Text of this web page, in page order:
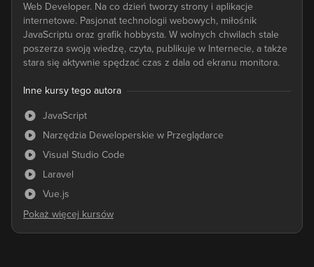
Web Developer. Na co dzień tworzy strony i aplikacje
internetowe. Pasjonat technologii webowych, miłośnik
JavaScriptu oraz grafik hobbysta. W wolnych chwilach stale
poszerza swoją wiedzę, czyta, publikuje w Internecie, a także
stara się aktywnie spędzać czas z dala od ekranu monitora.
Inne kursy tego autora
JavaScript
Narzędzia Deweloperskie w Przeglądarce
Visual Studio Code
Laravel
Vue.js